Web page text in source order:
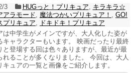
3 HUGっと！プリキュア
キラキラ☆
アラモード
魔法つかいプリキュア！
GO!
プリキュア
ドキドキ！プリキュア
は中学生がメインですが、大人化した姿が
キャラクターもいます。 映画だったり最終
と登場する回は色々ありますが、最近が最
れることが多くなりました。 今回は、大人
キュアの一覧と画像をご紹介します。